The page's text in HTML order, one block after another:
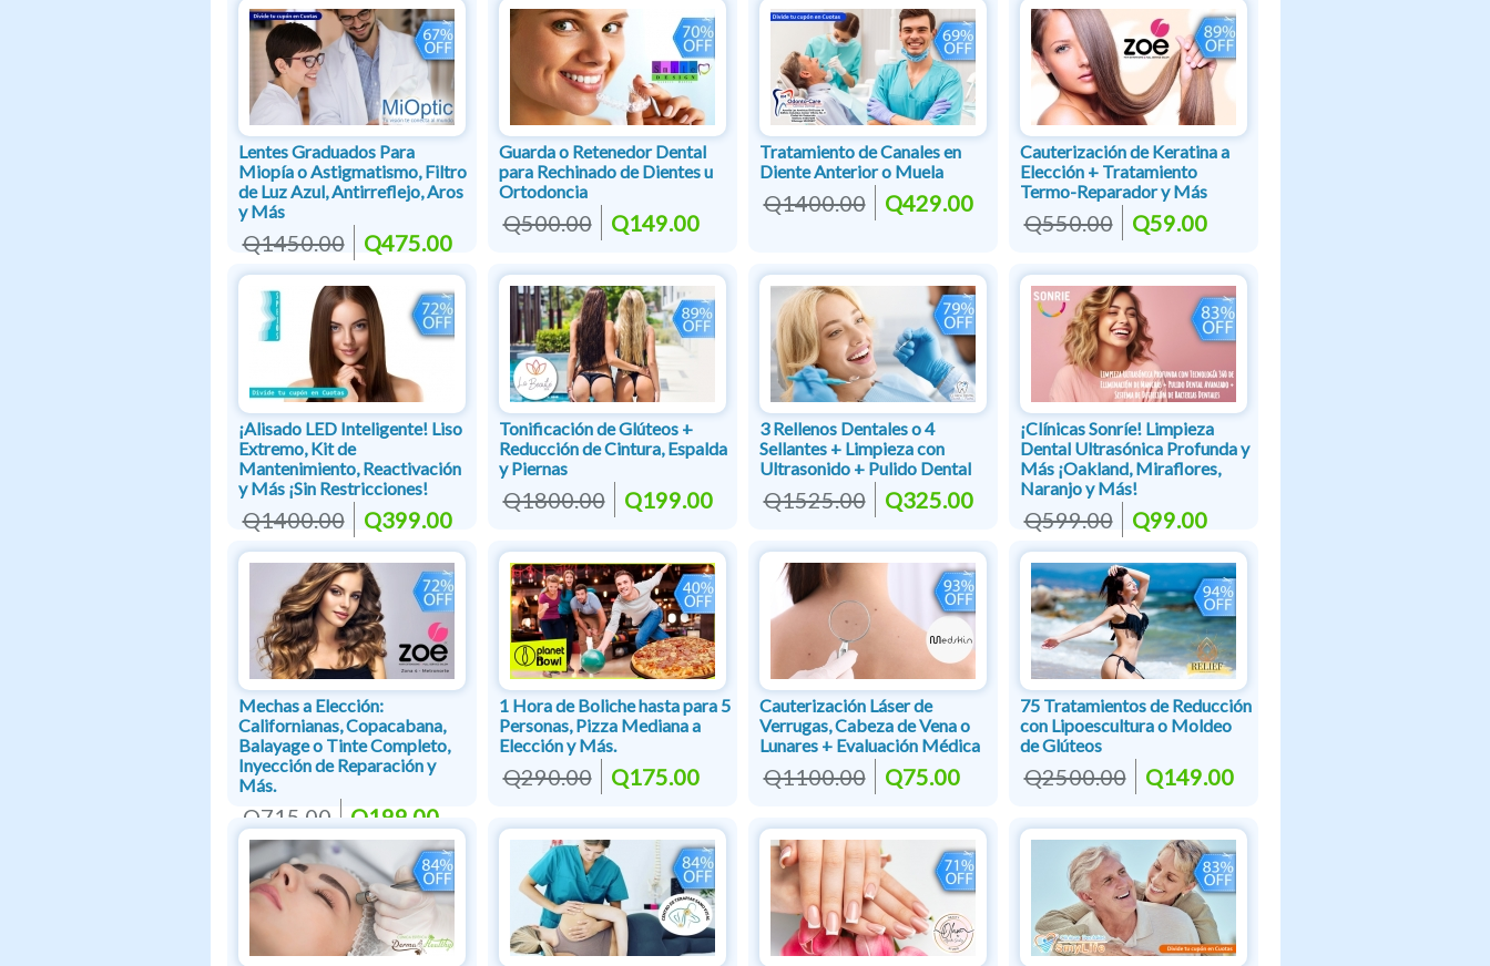
Lentes Graduados Para
Miopía o Astigmatismo, Filtro
de Luz Azul, Antirreflejo, Aros
y Más
Q1450.00 Q475.00
Guarda o Retenedor Dental
para Rechinado de Dientes u
Ortodoncia
Q500.00 Q149.00
Tratamiento de Canales en
Diente Anterior o Muela
Q1400.00 Q429.00
Cauterización de Keratina a
Elección + Tratamiento
Termo-Reparador y Más
Q550.00 Q59.00
¡Alisado LED Inteligente! Liso
Extremo, Kit de
Mantenimiento, Reactivación
y Más ¡Sin Restricciones!
Q1400.00 Q399.00
Tonificación de Glúteos +
Reducción de Cintura, Espalda
y Piernas
Q1800.00 Q199.00
3 Rellenos Dentales o 4
Sellantes + Limpieza con
Ultrasonido + Pulido Dental
Q1525.00 Q325.00
¡Clínicas Sonríe! Limpieza
Dental Ultrasónica Profunda y
Más ¡Oakland, Miraflores,
Naranjo y Más!
Q599.00 Q99.00
Mechas a Elección:
Californianas, Copacabana,
Balayage o Tinte Completo,
Inyección de Reparación y
Más.
Q715.00 Q199.00
1 Hora de Boliche hasta para 5
Personas, Pizza Mediana a
Elección y Más.
Q290.00 Q175.00
Cauterización Láser de
Verrugas, Cabeza de Vena o
Lunares + Evaluación Médica
Q1100.00 Q75.00
75 Tratamientos de Reducción
con Lipoescultura o Moldeo
de Glúteos
Q2500.00 Q149.00